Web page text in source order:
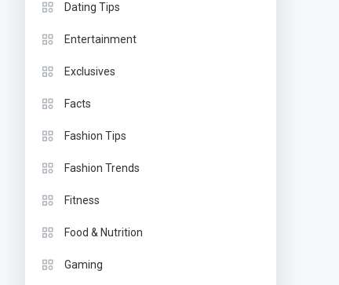
Dating Tips
Entertainment
Exclusives
Facts
Fashion Tips
Fashion Trends
Fitness
Food & Nutrition
Gaming